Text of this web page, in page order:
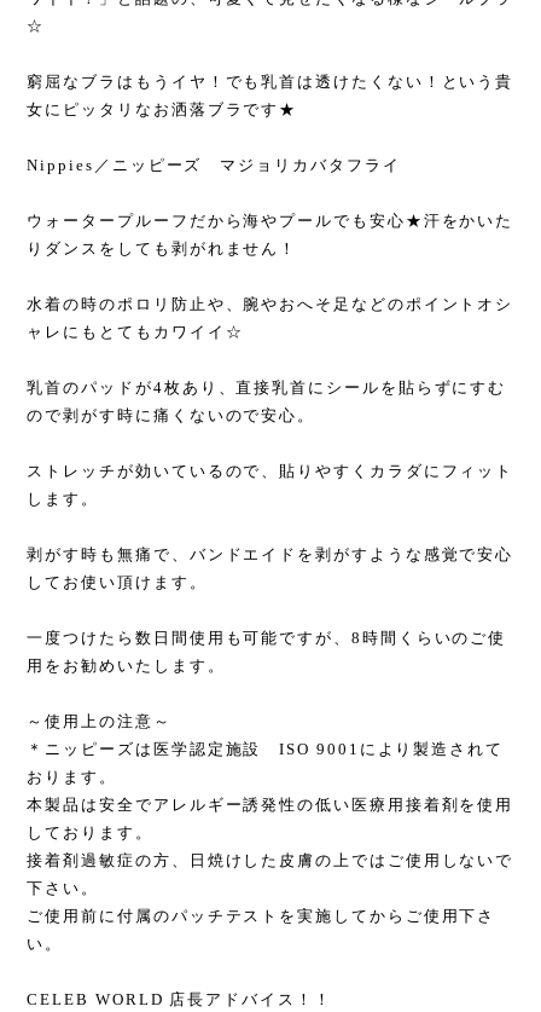
☆
窮屈なブラはもうイヤ！でも乳首は透けたくない！という貴
女にピッタリなお洒落ブラです★
Nippies／ニッピーズ マジョリカバタフライ
ウォータープルーフだから海やプールでも安心★汗をかいた
りダンスをしても剥がれません！
水着の時のポロリ防止や、腕やおへそ足などのポイントオシ
ャレにもとてもカワイイ☆
乳首のパッドが4枚あり、直接乳首にシールを貼らずにすむ
ので剥がす時に痛くないので安心。
ストレッチが効いているので、貼りやすくカラダにフィット
します。
剥がす時も無痛で、バンドエイドを剥がすような感覚で安心
してお使い頂けます。
一度つけたら数日間使用も可能ですが、8時間くらいのご使
用をお勧めいたします。
～使用上の注意～
＊ニッピーズは医学認定施設 ISO 9001により製造されて
おります。
本製品は安全でアレルギー誘発性の低い医療用接着剤を使用
しております。
接着剤過敏症の方、日焼けした皮膚の上ではご使用しないで
下さい。
ご使用前に付属のパッチテストを実施してからご使用下さ
い。
CELEB WORLD 店長アドバイス！！